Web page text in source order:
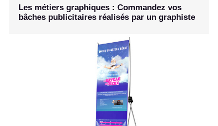
Les métiers graphiques : Commandez vos
bâches publicitaires réalisés par un graphiste